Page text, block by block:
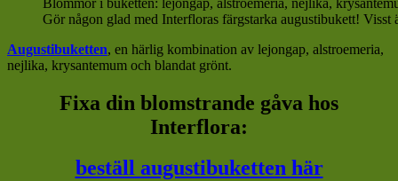
Gör någon glad med Interfloras färgstarka augustibukett! Visst
Augustibuketten, en härlig kombination av lejongap, alstroemeria,
nejlika, krysantemum och blandat grönt.
Fixa din blomstrande gåva hos
Interflora:
beställ augustibuketten här